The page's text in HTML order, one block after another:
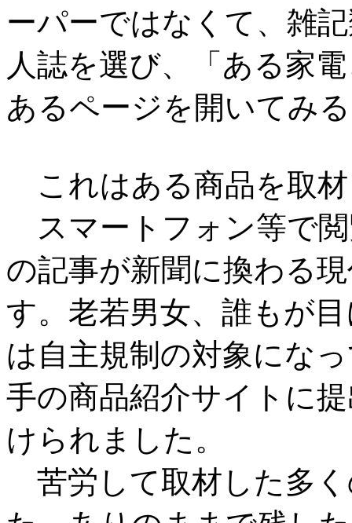
ーパーではなくて、雑
人誌を選び、「ある家
あるページを開いてみ
これはある商品を取
スマートフォン等で
の記事が新聞に換わる
す。老若男女、誰もが
は自主規制の対象にな
手の商品紹介サイトに
けられました。
苦労して取材した多